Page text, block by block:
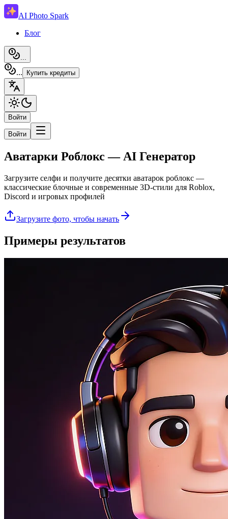
AI Photo Spark
Блог
...
... Купить кредиты
Войти
Войти
Аватарки Роблокс — AI Генератор
Загрузите селфи и получите десятки аватарок роблокс —
классические блочные и современные 3D-стили для Roblox,
Discord и игровых профилей
Загрузите фото, чтобы начать
Примеры результатов